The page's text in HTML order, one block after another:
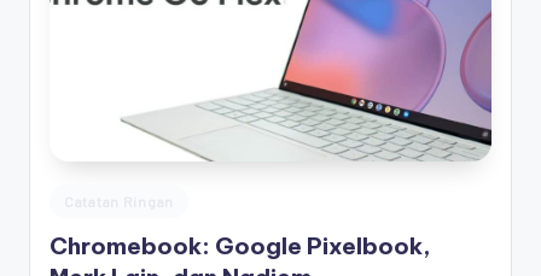
Chromebook: Google Pixelbook,